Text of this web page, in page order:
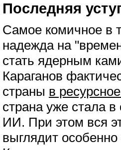
Последняя
Самое комичное в
надежда на
стать ядерным
Караганов
страны в
страна уже стала
ИИ. При этом вся
выглядит